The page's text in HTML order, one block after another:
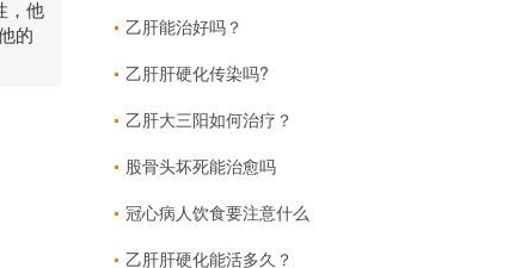
，他
的
乙肝能治好吗？
乙肝肝硬化传染吗?
乙肝大三阳如何治疗？
股骨头坏死能治愈吗
冠心病人饮食要注意什么
乙肝肝硬化能活多久？